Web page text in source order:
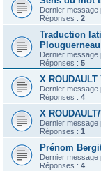
Dernier message
Réponses : 2
Traduction
Plouguerneau
Dernier message
Réponses : 5
X
Dernier message
Réponses : 4
X
Dernier message
Réponses : 1
Prénom
Dernier message
Réponses : 4